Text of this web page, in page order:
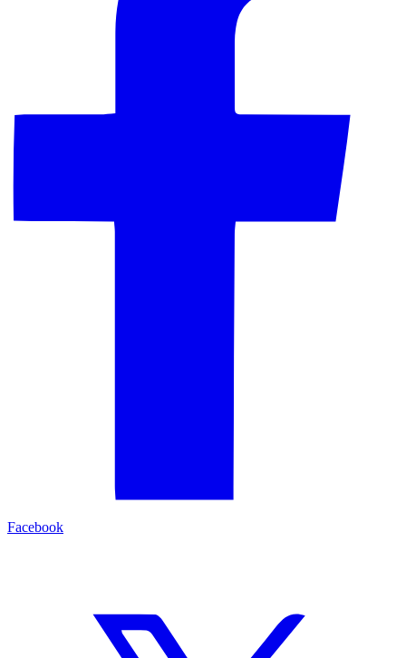
Facebook